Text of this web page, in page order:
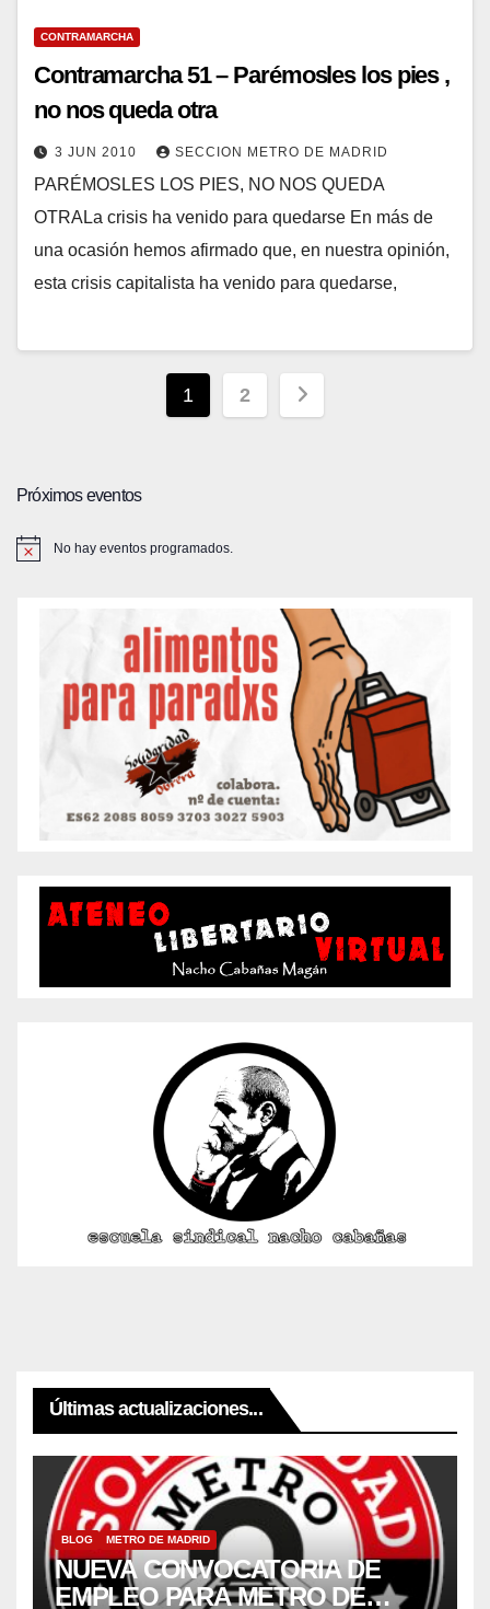
CONTRAMARCHA
Contramarcha 51 – Parémosles los pies ,
no nos queda otra
3 JUN 2010 SECCION METRO DE MADRID
PARÉMOSLES LOS PIES, NO NOS QUEDA
OTRALa crisis ha venido para quedarse En más de
una ocasión hemos afirmado que, en nuestra opinión,
esta crisis capitalista ha venido para quedarse,
Paginación
1 2
Próximos eventos
No hay eventos programados.
Últimas actualizaciones...
BLOG METRO DE MADRID
NUEVA CONVOCATORIA DE
EMPLEO PARA METRO DE